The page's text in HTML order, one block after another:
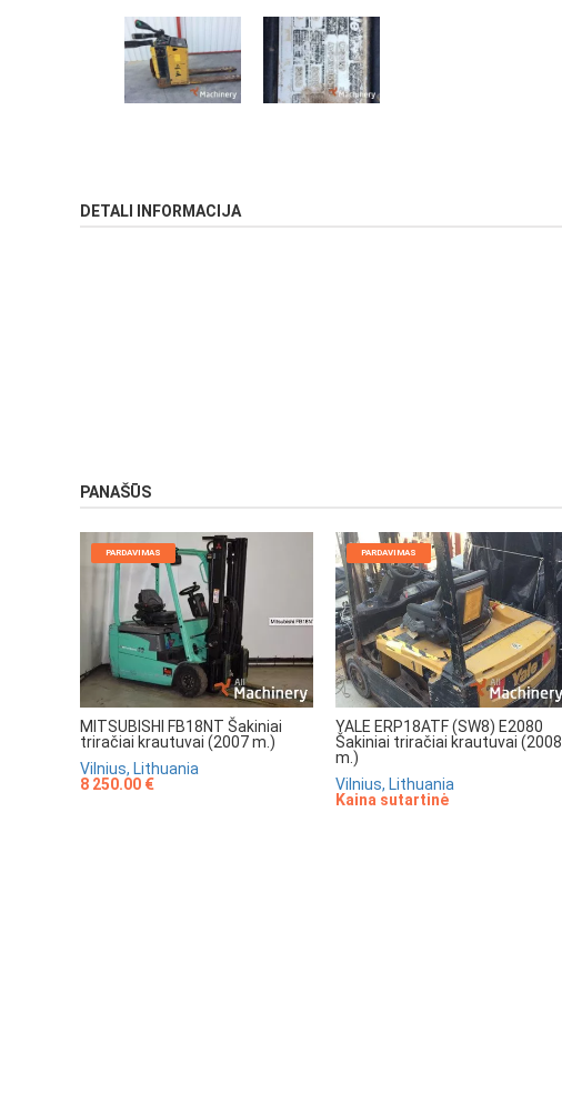
DETALI INFORMACIJA
PANAŠŪS
PARDAVIMAS
MITSUBISHI FB18NT Šakiniai
triračiai krautuvai (2007 m.)
Vilnius, Lithuania
8 250.00 €
PARDAVIMAS
YALE ERP18ATF (SW8) E2080
Šakiniai triračiai krautuvai (2008
m.)
Vilnius, Lithuania
Kaina sutartinė